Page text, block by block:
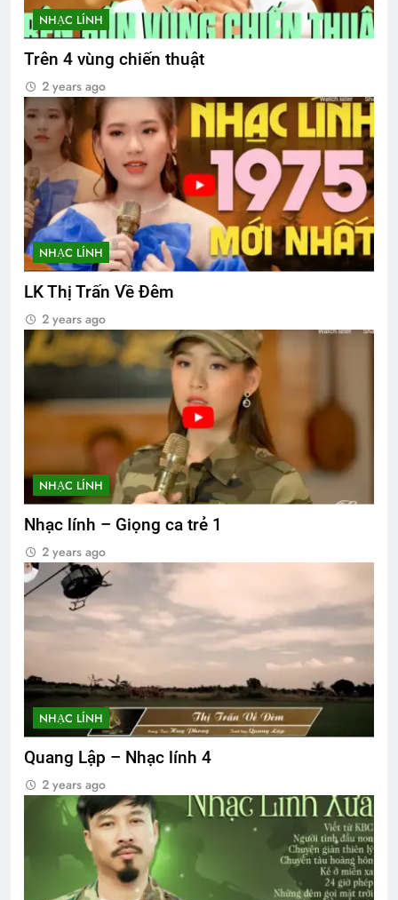
NHẠC LÍNH
Trên 4 vùng chiến thuật
2 years ago
NHẠC LÍNH
LK Thị Trấn Về Đêm
2 years ago
NHẠC LÍNH
Nhạc lính – Giọng ca trẻ 1
2 years ago
NHẠC LÍNH
Quang Lập – Nhạc lính 4
2 years ago